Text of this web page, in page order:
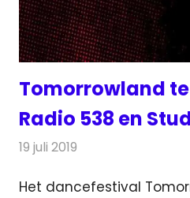
Tomorrowland
Radio 538 en
19 juli 2019
Het dancefestival